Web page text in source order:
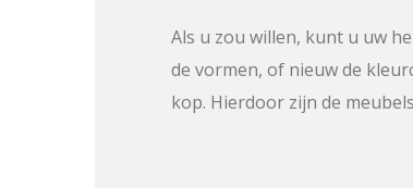
Als u zou willen, kunt u uw
de vormen, of nieuw de
kop. Hierdoor zijn de